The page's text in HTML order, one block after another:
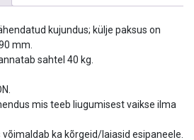
kujundus; külje paksus on
mm.
sahtel 40 kg.
mis teeb liugumisest vaikse ilma
ka kõrgeid/laiasid esipaneele.